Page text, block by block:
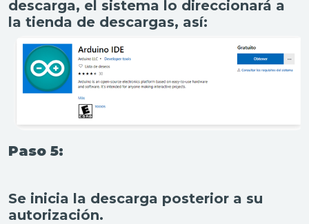
descarga, el sistema lo direccionará a
la tienda de descargas, así:
Paso 5:
Se inicia la descarga posterior a su
autorización.